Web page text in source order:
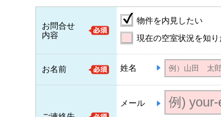
お問合せ
内容
物件を内見したい
現在の空室状況を知り
お名前 姓名
メール